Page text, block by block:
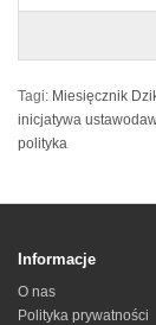
Tagi: Miesięcznik
inicjatywa
polityka
Informacje
O nas
Polityka prywatności